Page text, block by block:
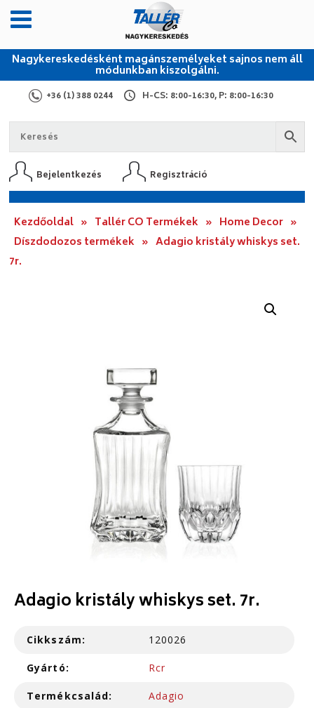
Nagykereskedésként magánszemélyeket sajnos nem áll
módunkban kiszolgálni.
+36 (1) 388 0244 H-CS: 8:00-16:30, P: 8:00-16:30
Bejelentkezés Regisztráció
Kezdőoldal » Tallér CO Termékek » Home Decor »
Díszdodozos termékek » Adagio kristály whiskys set.
7r.
Adagio kristály whiskys set. 7r.
Cikkszám: 120026
Gyártó: Rcr
Termékcsalád: Adagio